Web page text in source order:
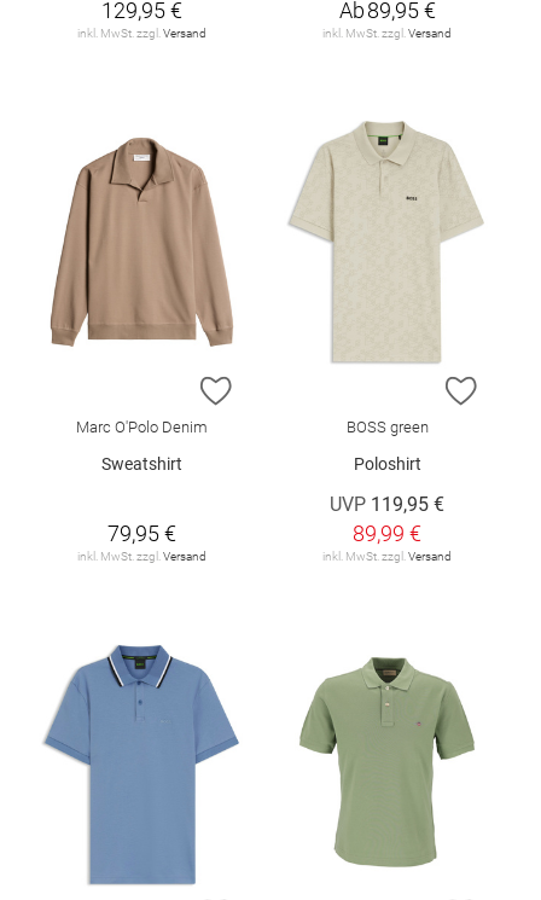
129,95 €
inkl. MwSt. zzgl.Versand
Ab89,95 €
inkl. MwSt. zzgl.Versand
ZUR WUNSCHLISTE HINZUFÜGEN
Marc O'Polo Denim
Sweatshirt
79,95 €
inkl. MwSt. zzgl.Versand
ZUR
BOSS green
Poloshirt
UVP 119,95 €
89,99 €
inkl. MwSt. zzgl.Versand